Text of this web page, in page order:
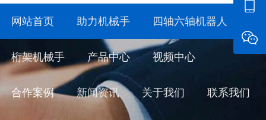
网站首页 助力机械手 四轴六轴机器人
桁架机械手 产品中心 视频中心
合作案例 新闻资讯 关于我们 联系我们